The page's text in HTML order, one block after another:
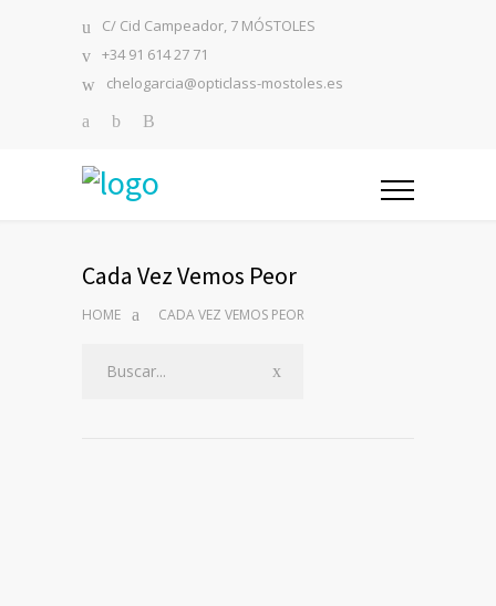
C/ Cid Campeador, 7 MÓSTOLES
+34 91 614 27 71
chelogarcia@opticlass-mostoles.es
Cada Vez Vemos Peor
HOME CADA VEZ VEMOS PEOR